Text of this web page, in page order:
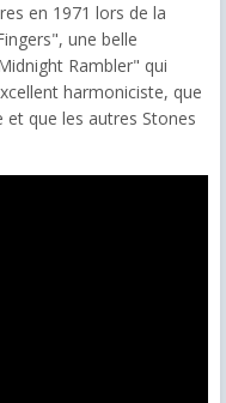
en 1971 lors de la
une belle
Rambler" qui
harmoniciste, que
que les autres Stones